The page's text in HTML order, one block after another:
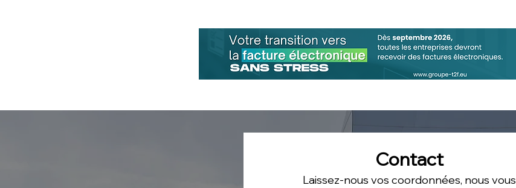
SOLTéA, la nouvelle
plateforme de répartition
du solde de la taxe
Contact
Laissez-nous vos coordonnées, nous vous